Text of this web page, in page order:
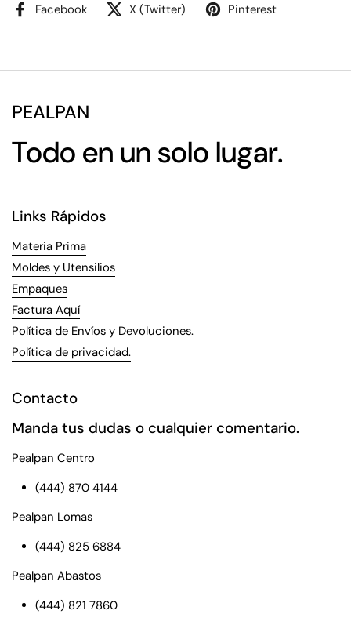
Facebook X (Twitter) Pinterest
PEALPAN
Todo en un solo lugar.
Links Rápidos
Materia Prima
Moldes y Utensilios
Empaques
Factura Aquí
Política de Envíos y Devoluciones.
Política de privacidad.
Contacto
Manda tus dudas o cualquier comentario.
Pealpan Centro
(444) 870 4144
Pealpan Lomas
(444) 825 6884
Pealpan Abastos
(444) 821 7860